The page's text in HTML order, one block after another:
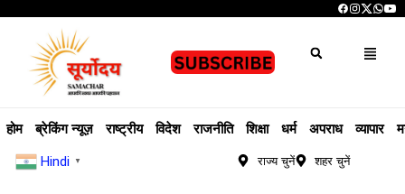
होम ब्रेकिंग न्यूज़ राष्ट्रीय विदेश राजनीति शिक्षा धर्म अपराध व्यापार
Hindi ▼ राज्य चुनें शहर चुनें